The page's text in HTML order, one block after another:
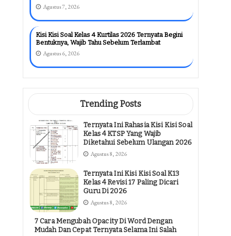
Agustus 7, 2026
Kisi Kisi Soal Kelas 4 Kurtilas 2026 Ternyata Begini
Bentuknya, Wajib Tahu Sebelum Terlambat
Agustus 6, 2026
Trending Posts
Ternyata Ini Rahasia Kisi Kisi Soal
Kelas 4 KTSP Yang Wajib
Diketahui Sebelum Ulangan 2026
Agustus 8, 2026
Ternyata Ini Kisi Kisi Soal K13
Kelas 4 Revisi 17 Paling Dicari
Guru Di 2026
Agustus 8, 2026
7 Cara Mengubah Opacity Di Word Dengan
Mudah Dan Cepat Ternyata Selama Ini Salah